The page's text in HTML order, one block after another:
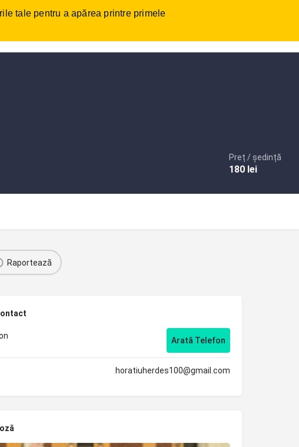
Preț / ședință
180 lei
Raportează
Arată Telefon
horatiuherdes100@gmail.com
tale pentru a apărea printre primele